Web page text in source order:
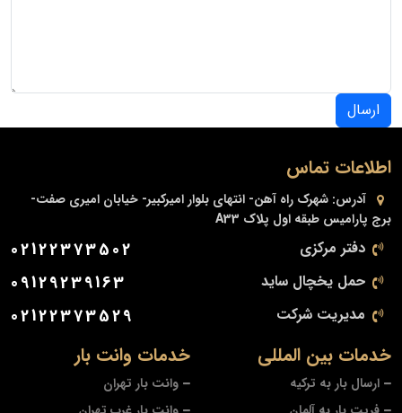
ارسال
خدمات وانت بار
وانت بار تهران
خدمات بین المللی
ارسال بار به ترکیه
اطلاعات تماس
آدرس: شهرک راه آهن- انتهای بلوار امیرکبیر- خیابان امیری صفت-
برج پارامیس طبقه اول پلاک A33
دفتر مرکزی 02122373502
حمل یخچال ساید 09129239163
مدیریت شرکت 02122373529